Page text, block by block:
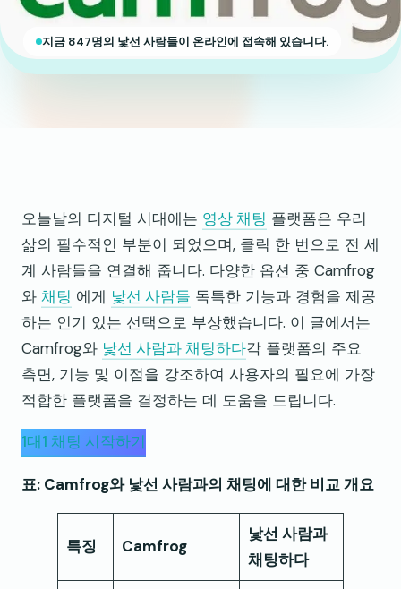
지금 847명의 낯선 사람들이 온라인에 접속해 있습니다.
오늘날의 디지털 시대에는 영상 채팅 플랫폼은 우리
삶의 필수적인 부분이 되었으며, 클릭 한 번으로 전 세
계 사람들을 연결해 줍니다. 다양한 옵션 중 Camfrog
와 채팅 에게 낯선 사람들 독특한 기능과 경험을 제공
하는 인기 있는 선택으로 부상했습니다. 이 글에서는
Camfrog와 낯선 사람과 채팅하다각 플랫폼의 주요
측면, 기능 및 이점을 강조하여 사용자의 필요에 가장
적합한 플랫폼을 결정하는 데 도움을 드립니다.
1대1 채팅 시작하기
표: Camfrog와 낯선 사람과의 채팅에 대한 비교 개요
특징 Camfrog
낯선 사람과
채팅하다